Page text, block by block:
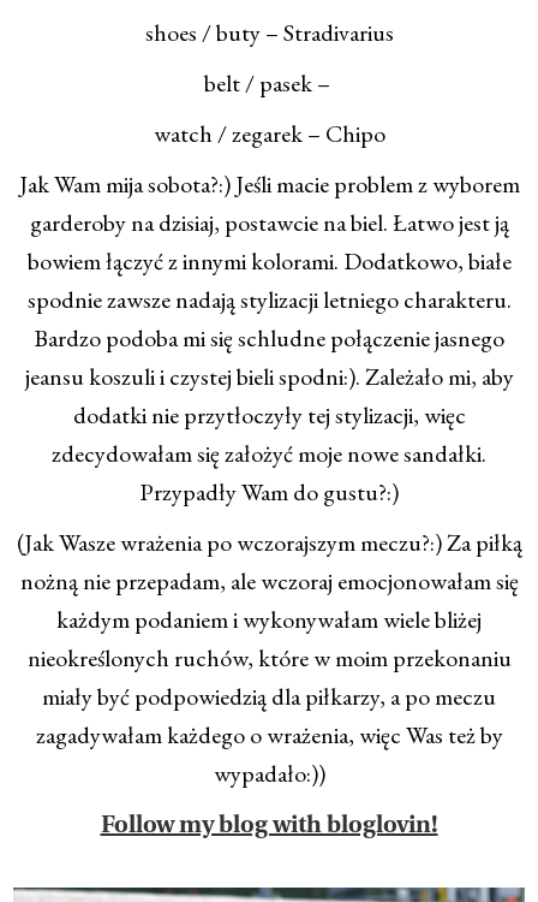
shoes / buty – Stradivarius
belt / pasek –
watch / zegarek – Chipo
Jak Wam mija sobota?:) Jeśli macie problem z wyborem
garderoby na dzisiaj, postawcie na biel. Łatwo jest ją
bowiem łączyć z innymi kolorami. Dodatkowo, białe
spodnie zawsze nadają stylizacji letniego charakteru.
Bardzo podoba mi się schludne połączenie jasnego
jeansu koszuli i czystej bieli spodni:). Zależało mi, aby
dodatki nie przytłoczyły tej stylizacji, więc
zdecydowałam się założyć moje nowe sandałki.
Przypadły Wam do gustu?:)
(Jak Wasze wrażenia po wczorajszym meczu?:) Za piłką
nożną nie przepadam, ale wczoraj emocjonowałam się
każdym podaniem i wykonywałam wiele bliżej
nieokreślonych ruchów, które w moim przekonaniu
miały być podpowiedzią dla piłkarzy, a po meczu
zagadywałam każdego o wrażenia, więc Was też by
wypadało:))
Follow my blog with bloglovin!